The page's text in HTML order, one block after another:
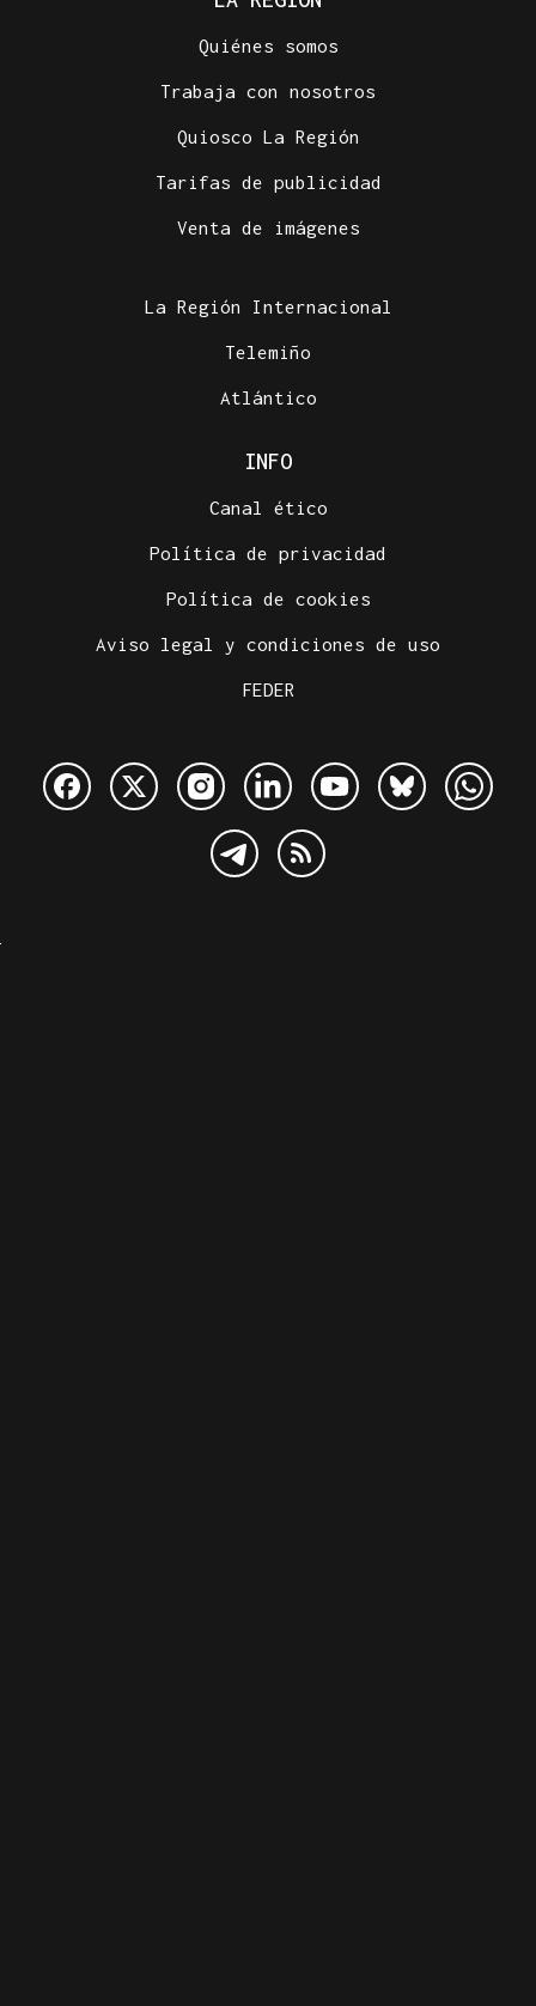
Quiénes somos
Trabaja con nosotros
Quiosco La Región
Tarifas de publicidad
Venta de imágenes
La Región Internacional
Telemiño
Atlántico
INFO
Canal ético
Política de privacidad
Política de cookies
Aviso legal y condiciones de uso
FEDER